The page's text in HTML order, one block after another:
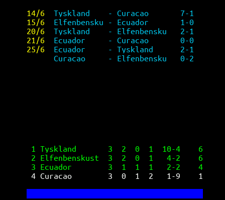
14/6 Tyskland    - Curacao       7-1
15/6 Elfenbensku - Ecuador       1-0
20/6 Tyskland    - Elfenbensku   2-1
21/6 Ecuador     - Curacao       0-0
25/6 Ecuador     - Tyskland      2-1
Curacao     - Elfenbensku   0-2
1 Tyskland       3  2  0  1  10-4    6
2 Elfenbenskust  3  2  0  1   4-2    6
3 Ecuador        3  1  1  1   2-2    4
4 Curacao        3  0  1  2   1-9    1